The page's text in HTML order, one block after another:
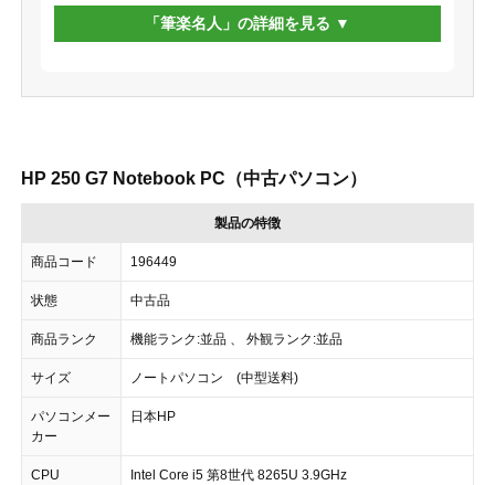
「筆楽名人」の詳細を見る
HP 250 G7 Notebook PC（中古パソコン）
製品の特徴
商品コード 196449
状態 中古品
商品ランク 機能ランク:並品 、 外観ランク:並品
サイズ ノートパソコン (中型送料)
パソコンメー
カー
日本HP
CPU Intel Core i5 第8世代 8265U 3.9GHz